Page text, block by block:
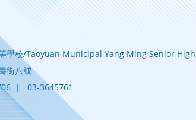
學校/Taoyuan Municipal Yang Ming Senior
街八號
|
03-3645761